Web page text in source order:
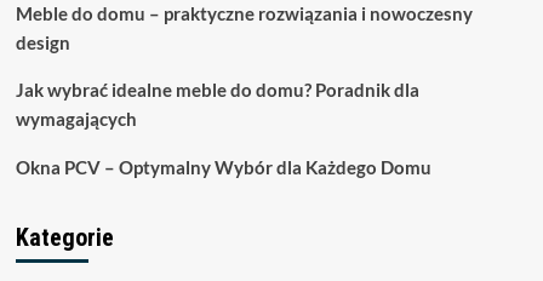
Meble do domu – praktyczne rozwiązania i nowoczesny
design
Jak wybrać idealne meble do domu? Poradnik dla
wymagających
Okna PCV – Optymalny Wybór dla Każdego Domu
Kategorie